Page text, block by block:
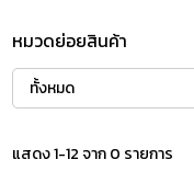
หมวดย่อยสินค้า
ทั้งหมด
แสดง 1-12 จาก 0 รายการ